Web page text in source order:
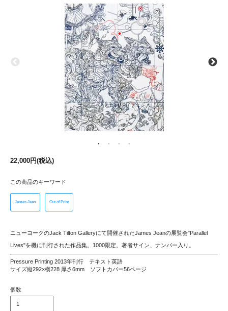
22,000円(税込)
この商品のキーワード
James Jean Out of Print
ニューヨークのJack Tilton Galleryにて開催されたJames Jeanの展覧会"Parallel
Lives"を機に刊行された作品集。1000限定。著者サイン、ナンバー入り。
Pressure Printing 2013年刊行 テキスト英語
サイズ縦292×横228 厚さ6mm ソフトカバー56ページ
個数